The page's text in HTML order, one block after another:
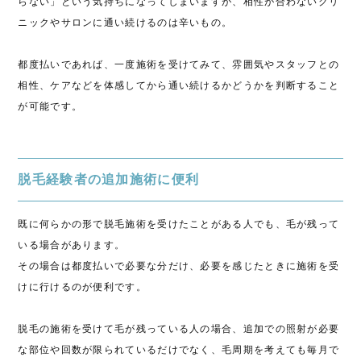
ニックやサロンに通い続けるのは辛いもの。
都度払いであれば、一度施術を受けてみて、雰囲気やスタッフとの
相性、ケアなどを体感してから通い続けるかどうかを判断すること
が可能です。
脱毛経験者の追加施術に便利
既に何らかの形で脱毛施術を受けたことがある人でも、毛が残って
いる場合があります。
その場合は都度払いで必要な分だけ、必要を感じたときに施術を受
けに行けるのが便利です。
脱毛の施術を受けて毛が残っている人の場合、追加での照射が必要
な部位や回数が限られているだけでなく、毛周期を考えても毎月で